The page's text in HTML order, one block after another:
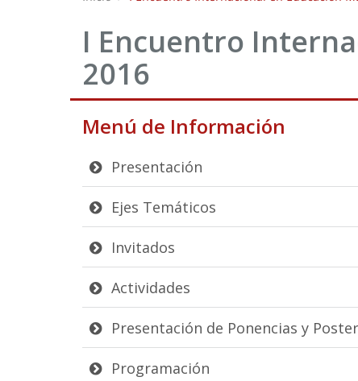
I Encuentro
2016
Menú de Información
Presentación
Ejes Temáticos
Invitados
Actividades
Presentación de Ponencias y Poster
Programación